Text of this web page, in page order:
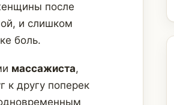
после
и слишком
боль.
массажиста,
к другу поперек